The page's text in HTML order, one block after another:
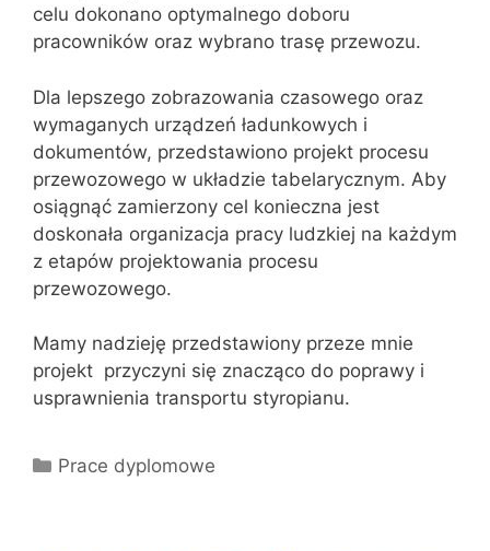
celu dokonano optymalnego doboru
pracowników oraz wybrano trasę przewozu.
Dla lepszego zobrazowania czasowego oraz
wymaganych urządzeń ładunkowych i
dokumentów, przedstawiono projekt procesu
przewozowego w układzie tabelarycznym. Aby
osiągnąć zamierzony cel konieczna jest
doskonała organizacja pracy ludzkiej na każdym
z etapów projektowania procesu
przewozowego.
Mamy nadzieję przedstawiony przeze mnie
projekt przyczyni się znacząco do poprawy i
usprawnienia transportu styropianu.
Kategorie
Prace dyplomowe